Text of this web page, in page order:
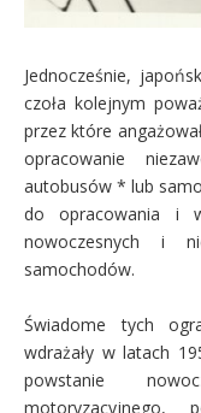
Jednocześnie,
czoła kolejnym
przez które
opracowanie
autobusów * lub
do opracowania i
nowoczesnych i
samochodów.
Świadome tych
wdrażały w latach
powstanie
motoryzacyjnego,